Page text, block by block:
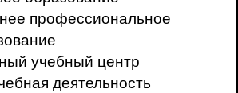
профессиональное
учебный центр
деятельность